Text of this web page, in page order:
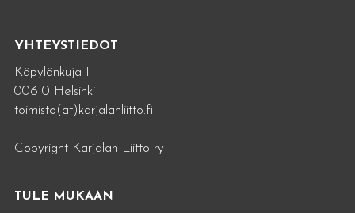
YHTEYSTIEDOT
Käpylänkuja 1
00610 Helsinki
toimisto(at)karjalanliitto.fi
Copyright Karjalan Liitto ry
TULE MUKAAN